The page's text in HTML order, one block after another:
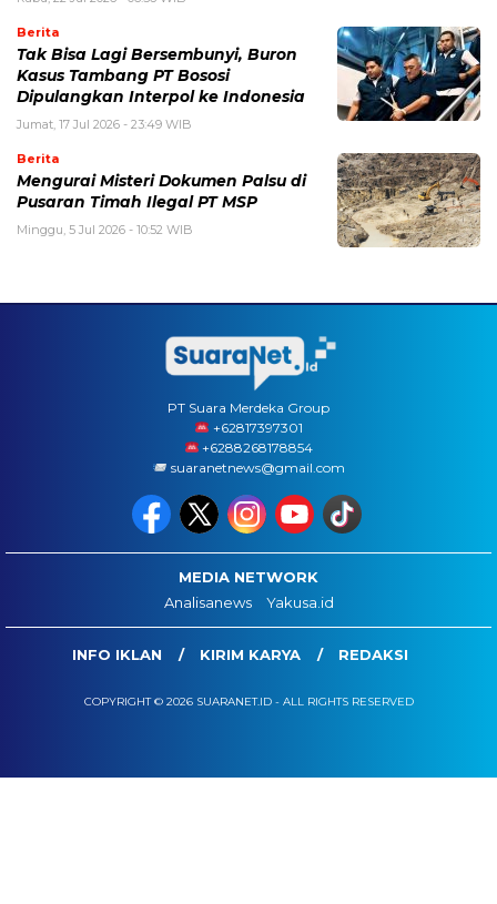
Berita
Tak Bisa Lagi Bersembunyi, Buron
Kasus Tambang PT Bososi
Dipulangkan Interpol ke Indonesia
Jumat, 17 Jul 2026 - 23:49 WIB
Berita
Mengurai Misteri Dokumen Palsu di
Pusaran Timah Ilegal PT MSP
Minggu, 5 Jul 2026 - 10:52 WIB
PT Suara Merdeka Group
‪+62817397301
+6288268178854
suaranetnews@gmail.com
MEDIA NETWORK
Analisanews
Yakusa.id
INFO IKLAN KIRIM KARYA REDAKSI
COPYRIGHT © 2026 SUARANET.ID - ALL RIGHTS RESERVED